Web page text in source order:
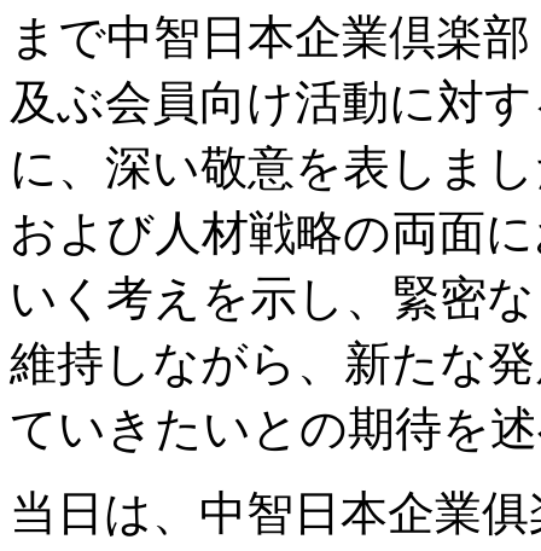
まで中智日本企業倶楽
及ぶ会員向け活動に対
に、深い敬意を表しま
および人材戦略の両面
いく考えを示し、緊密
維持しながら、新たな
ていきたいとの期待を
当日は、中智日本企業